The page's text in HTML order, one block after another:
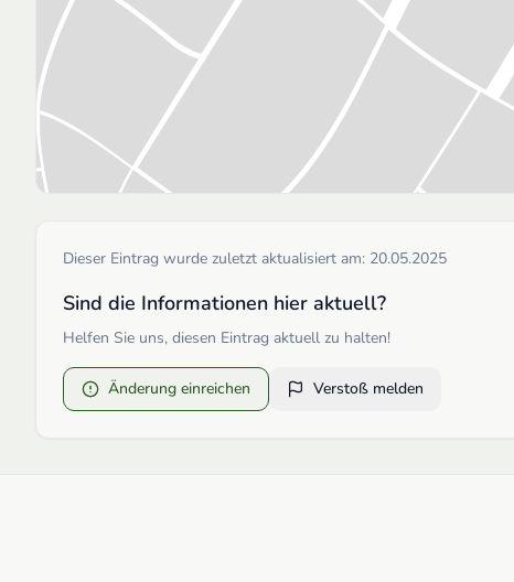
Dieser Eintrag wurde zuletzt aktualisiert am: 20.05.2025
Sind die Informationen hier aktuell?
Helfen Sie uns, diesen Eintrag aktuell zu halten!
Änderung einreichen Verstoß melden